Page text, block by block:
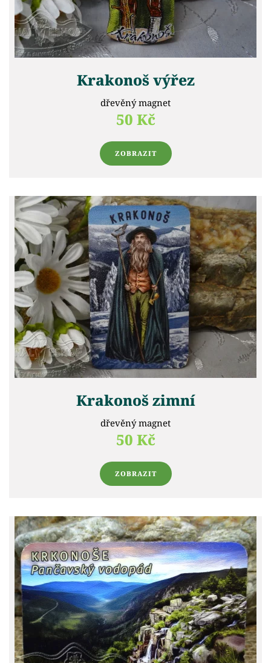
Krakonoš výřez
dřevěný magnet
50 Kč
ZOBRAZIT
Krakonoš zimní
dřevěný magnet
50 Kč
ZOBRAZIT